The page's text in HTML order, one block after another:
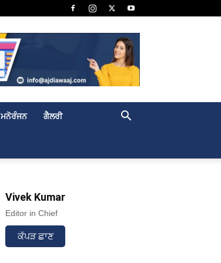
ਮਨੋਰੰਜਨ ਗੈਲਰੀ
Vivek Kumar
Editor in Chief
ਕੱਪੜ ਛਾਣ